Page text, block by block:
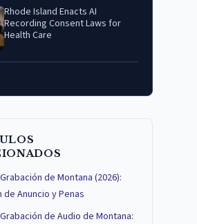
Rhode Island Enacts AI
Recording Consent Laws for
Health Care
de Montana (2026):
de Anuncio y Penas
de Audio de Montana: